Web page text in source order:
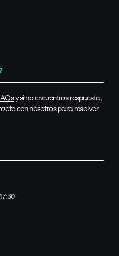
y si no encuentras respuesta,
con nosotros para resolver